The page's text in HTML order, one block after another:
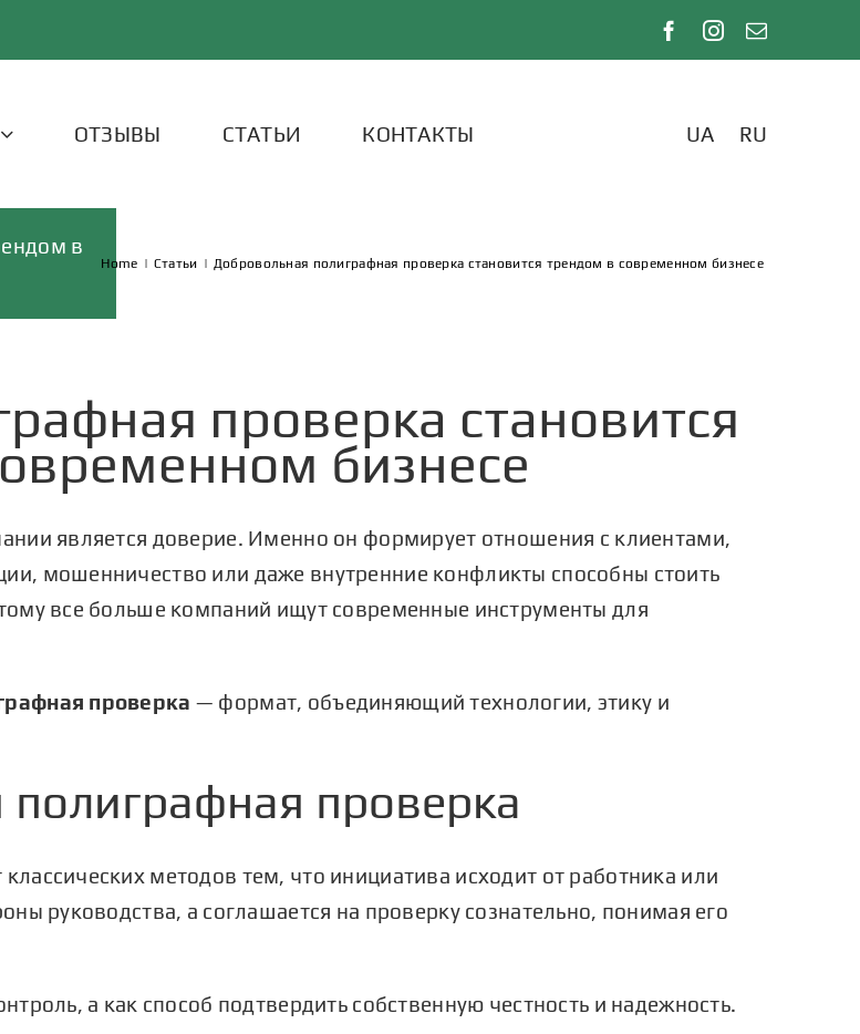
ОТЗЫВЫ СТАТЬИ КОНТАКТЫ UA RU
в
Home | Статьи | Добровольная полиграфная проверка становится трендом в современном бизнесе
проверка становится
бизнесе
является доверие. Именно он формирует отношения с клиентами,
мошенничество или даже внутренние конфликты способны стоить
все больше компаний ищут современные инструменты для
проверка — формат, объединяющий технологии, этику и
проверка
методов тем, что инициатива исходит от работника или
руководства, а соглашается на проверку сознательно, понимая его
а как способ подтвердить собственную честность и надежность.